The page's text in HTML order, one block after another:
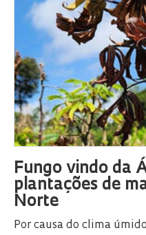
Fungo vindo da
plantações de
Norte
Por causa do clima